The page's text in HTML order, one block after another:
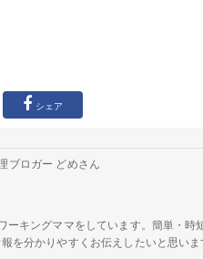
シェア
ブロガー どめさん
ーキングママをしています。簡単・時
を分かりやすくお伝えしたいと思いま